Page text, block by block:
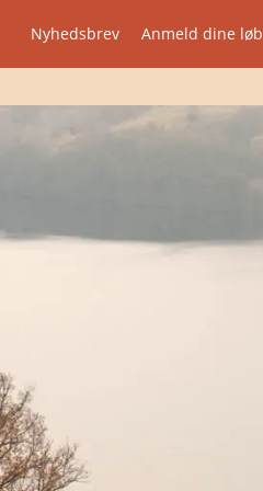
Nyhedsbrev Anmeld dine løb